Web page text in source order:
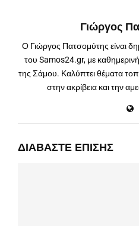
Γιώργος
Ο Γιώργος Πατσομύτης είναι
του Samos24.gr, με
της Σάμου. Καλύπτει θέματα
στην ακρίβεια και την
ΔΙΑΒΆΣΤΕ ΕΠΊΣΗΣ